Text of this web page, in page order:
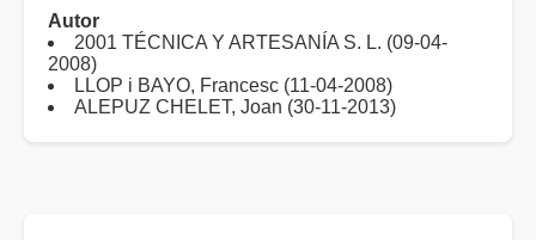
Autor
2001 TÉCNICA Y ARTESANÍA S. L. (09-04-
2008)
LLOP i BAYO, Francesc (11-04-2008)
ALEPUZ CHELET, Joan (30-11-2013)